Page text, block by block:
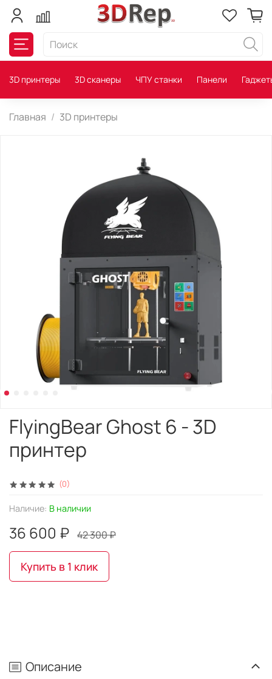
3D принтеры 3D сканеры ЧПУ станки Панели
Главная 3D принтеры
(0)
Наличие: В наличии
FlyingBear Ghost 6 - 3D
принтер
36 600 ₽ 42 300 ₽
Купить в 1 клик
Описание